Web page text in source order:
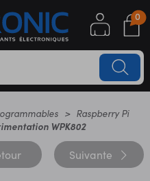
0
Raspberry Pi
WPK802
Suivante